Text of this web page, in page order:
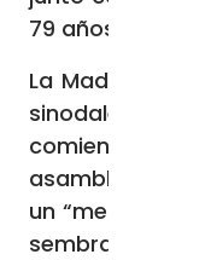
79 años.
La Madre
sinodales, en
comienzo de
asamblea, que
un “mes de
sembrador de